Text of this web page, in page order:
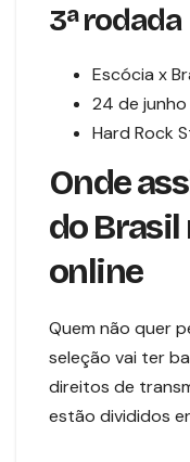
3ª rodada
Escócia x
24 de
Hard Rock
Onde
do Brasil
online
Quem não quer
seleção vai ter
direitos de
estão divididos